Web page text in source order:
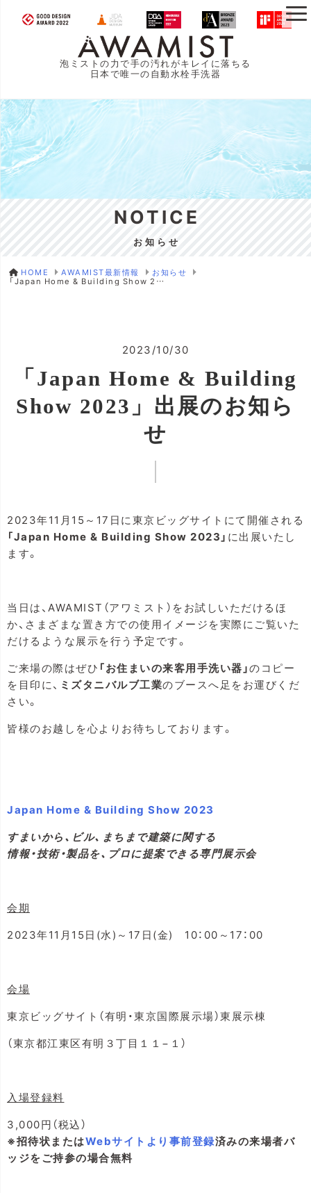
泡ミストの力で手の汚れがキレイに落ちる
日本で唯一の自動水栓手洗器
NOTICE
お知らせ
HOME AWAMIST最新情報 お知らせ
「Japan Home & Building Show 2023」出展のお知らせ
2023/10/30
「Japan Home & Building
Show 2023」出展のお知ら
せ
2023年11月15～17日に東京ビッグサイトにて開催される
「Japan Home & Building Show 2023」 に出展いたし
ます。
当日は、AWAMIST（アワミスト）をお試しいただけるほ
か、さまざまな置き方での使用イメージを実際にご覧いた
だけるような展示を行う予定です。
ご来場の際はぜひ 「お住まいの来客用手洗い器」のコピー
を目印に、 ミズタニバルブ工業のブースへ足をお運びくだ
さい。
皆様のお越しを心よりお待ちしております。
Japan Home & Building Show 2023
すまいから、ビル、まちまで建築に関する
情報・技術・製品を、プロに提案できる専門展示会
会期
2023年11月15日(水)～17日(金) 10：00～17：00
会場
東京ビッグサイト（有明・東京国際展示場）東展示棟
（東京都江東区有明３丁目１１−１）
入場登録料
3,000円（税込）
※招待状またはWebサイトより事前登録済みの来場者バ
ッジをご持参の場合無料